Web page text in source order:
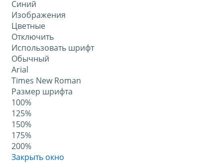
Синий
Изображения
Цветные
Отключить
Использовать шрифт
Обычный
Arial
Times New Roman
Размер шрифта
100%
125%
150%
175%
200%
Закрыть окно